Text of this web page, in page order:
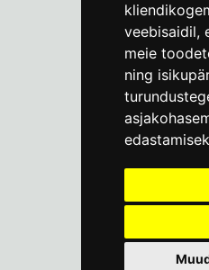
veebisaidil,
meie
ning
Tallinna
E-R kell 9-17